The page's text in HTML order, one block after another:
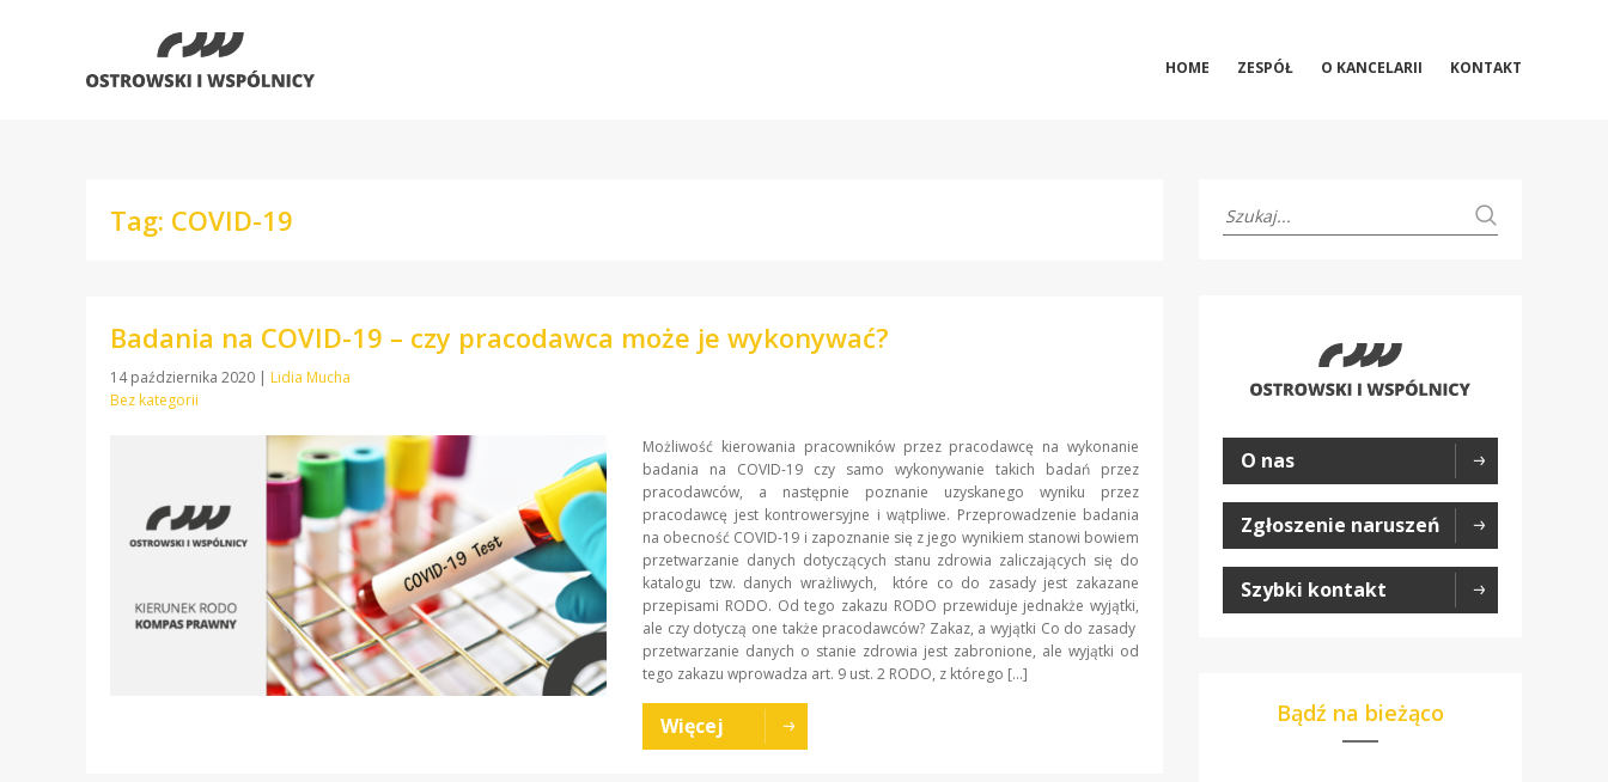
HOME ZESPÓŁ O KANCELARII KONTAKT
Tag: COVID-19
Badania na COVID-19 – czy pracodawca może je wykonywać?
14 października 2020 | Lidia Mucha
Bez kategorii
Możliwość kierowania pracowników przez pracodawcę na wykonanie
badania na COVID-19 czy samo wykonywanie takich badań przez
pracodawców, a następnie poznanie uzyskanego wyniku przez
pracodawcę jest kontrowersyjne i wątpliwe. Przeprowadzenie badania
na obecność COVID-19 i zapoznanie się z jego wynikiem stanowi bowiem
przetwarzanie danych dotyczących stanu zdrowia zaliczających się do
katalogu tzw. danych wrażliwych, które co do zasady jest zakazane
przepisami RODO. Od tego zakazu RODO przewiduje jednakże wyjątki,
ale czy dotyczą one także pracodawców? Zakaz, a wyjątki Co do zasady
przetwarzanie danych o stanie zdrowia jest zabronione, ale wyjątki od
tego zakazu wprowadza art. 9 ust. 2 RODO, z którego […]
Więcej
O nas
Zgłoszenie naruszeń
Szybki kontakt
Bądź na bieżąco